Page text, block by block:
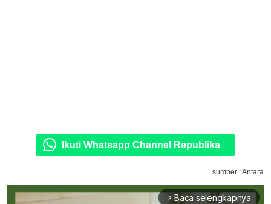
Ikuti Whatsapp Channel Republika
sumber : Antara
arrow_forward_ios Baca selengkapnya